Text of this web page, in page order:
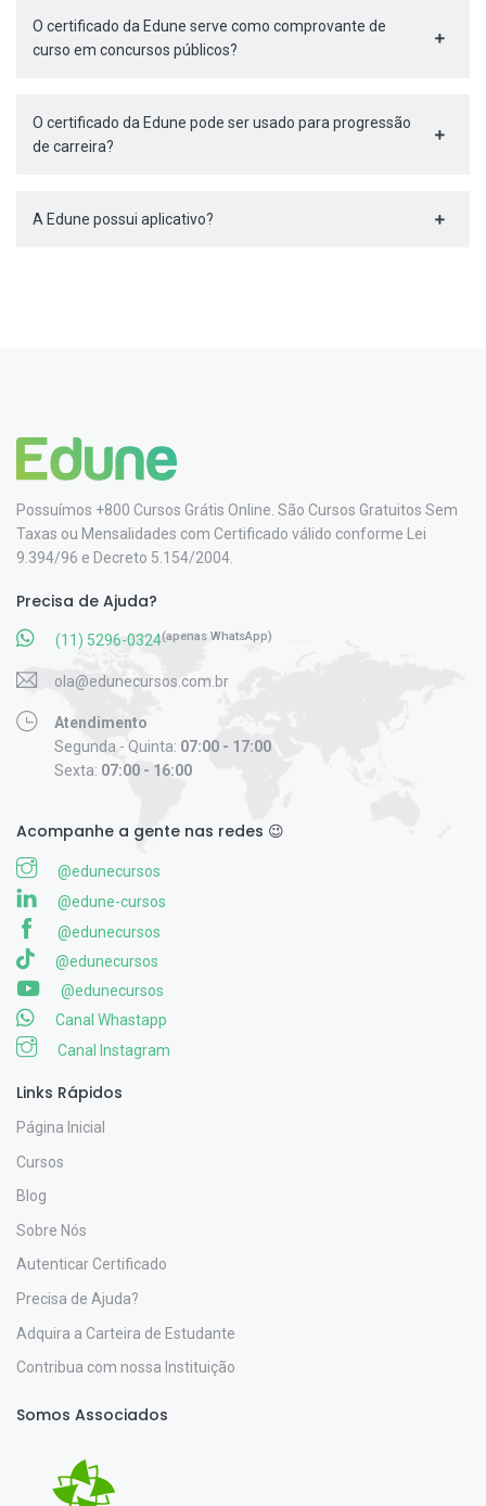
O certificado da Edune serve como comprovante de
curso em concursos públicos?
O certificado da Edune pode ser usado para progressão
de carreira?
A Edune possui aplicativo?
Possuímos +800 Cursos Grátis Online. São Cursos Gratuitos Sem
Taxas ou Mensalidades com Certificado válido conforme Lei
9.394/96 e Decreto 5.154/2004.
Precisa de Ajuda?
(11) 5296-0324(apenas WhatsApp)
ola@edunecursos.com.br
Atendimento
Segunda - Quinta: 07:00 - 17:00
Sexta: 07:00 - 16:00
Acompanhe a gente nas redes 😉
@edunecursos
@edune-cursos
@edunecursos
@edunecursos
@edunecursos
Canal Whastapp
Canal Instagram
Links Rápidos
Página Inicial
Cursos
Blog
Sobre Nós
Autenticar Certificado
Precisa de Ajuda?
Adquira a Carteira de Estudante
Contribua com nossa Instituição
Somos Associados